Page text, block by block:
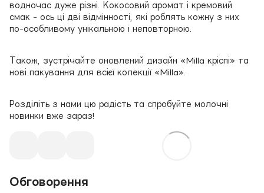
водночас дуже різні. Кокосовий аромат і кремовий
смак - ось ці дві відмінності, які роблять кожну з них
по-особливому унікальною і неповторною.
Також, зустрічайте оновлений дизайн «Milla кріспі» та
нові пакування для всієї колекції «Milla».
Розділіть з нами цю радість та спробуйте молочні
новинки вже зараз!
Обговорення